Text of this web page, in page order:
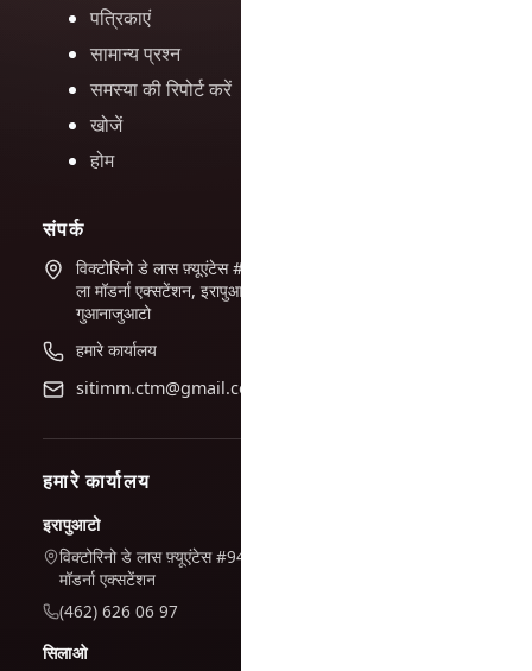
पत्रिकाएं
सामान्य प्रश्न
समस्या की रिपोर्ट करें
खोजें
होम
संपर्क
विक्टोरिनो डे लास फ़्यूएंटेस #944
ला मॉडर्ना एक्सटेंशन, इरापुआटो,
गुआनाजुआटो
हमारे कार्यालय
sitimm.ctm@gmail.com
हमारे कार्यालय
इरापुआटो
विक्टोरिनो डे लास फ़्यूएंटेस #944, ला
मॉडर्ना एक्सटेंशन
(462) 626 06 97
सिलाओ